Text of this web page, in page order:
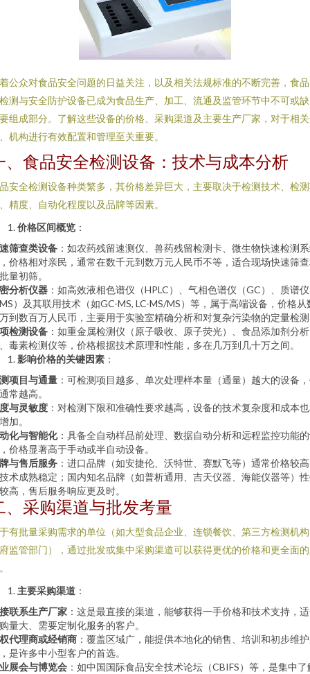
公众对食品安全问题的日益关注，以及相关法规标准的不断完善，食
测与安全防护设备已成为食品生产、加工、流通及监管环节中不可或
组成部分。了解这些设备的价格、采购渠道及主要生产厂家，对于相
机构进行有效配置和管理至关重要。
、食品安全检测设备：技术与成本分析
安全检测设备种类繁多，其价格差异巨大，主要取决于检测技术、检
精度、自动化程度以及品牌等因素。
价格区间概览 ：
筛查类设备 ：如农药残留速测仪、兽药残留检测卡、微生物快速检测
价格相对亲民，通常在数千元到数万元人民币不等，适合现场快速筛
量初筛。
分析仪器 ：如高效液相色谱仪（HPLC）、气相色谱仪（GC）、质谱仪
）及其联用技术（如GC-MS, LC-MS/MS）等，属于高端设备，价格从
到数百万人民币，主要用于实验室精确分析和对复杂污染物的定量检
检测设备 ：如重金属检测仪（原子吸收、原子荧光）、食品添加剂分析
毒素检测仪等，价格根据技术原理和性能，多在几万到几十万之间。
影响价格的关键因素 ：
项目与通量 ：可检测项目越多、单次处理样本量（通量）越大的设备
常越高。
与灵敏度 ：对检测下限和准确性要求越高，设备的技术复杂度和成本
加。
化与智能化：具备全自动样品前处理、数据自动分析和远程监控功能
价格显著高于手动或半自动设备。
与售后服务 ：进口品牌（如安捷伦、沃特世、赛默飞等）通常价格较
术成熟稳定；国内知名品牌（如普析通用、吉天仪器、海能仪器等）
高，售后服务响应更及时。
、采购渠道与批发考量
有批量采购需求的单位（如大型食品企业、连锁餐饮、第三方检测机
监管部门），通过批发或集中采购渠道可以获得更优的价格和更全面
主要采购渠道 ：
联系生产厂家 ：这是最直接的渠道，能够获得一手价格和技术支持，
量大、需要定制化服务的客户。
代理商或经销商 ：覆盖区域广，能提供本地化的销售、培训和初步维
是许多中小型客户的首选。
展会与博览会 ：如中国国际食品安全技术论坛（CBIFS）等，是集中了